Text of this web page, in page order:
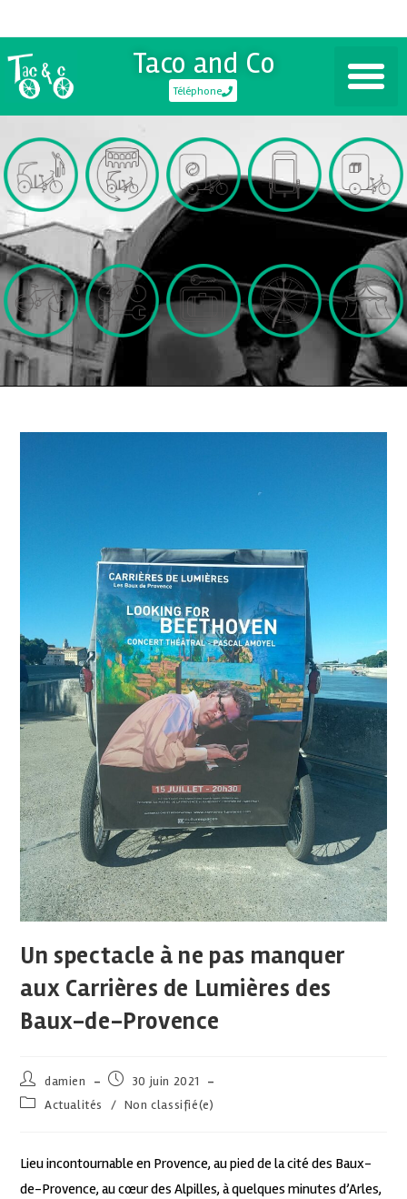
Taco and Co
Téléphone
Un spectacle à ne pas manquer
aux Carrières de Lumières des
Baux-de-Provence
damien
30 juin 2021
Actualités
/ Non classifié(e)
Lieu incontournable en Provence, au pied de la cité des Baux-
de-Provence, au cœur des Alpilles, à quelques minutes d’Arles,